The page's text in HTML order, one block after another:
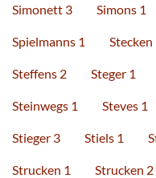
Simonett 3 Simons 1
Spielmanns 1 Stecken
Steffens 2 Steger 1
Steinwegs 1 Steves 1
Stieger 3 Stiels 1
Strucken 1 Strucken 2